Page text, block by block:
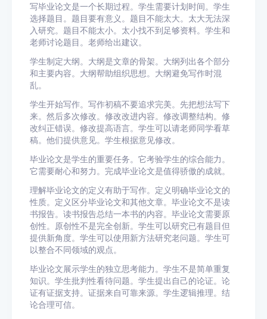
写毕业论文是一个长期过程。学生需要计划时间。学生
选择题目。题目要有意义。题目不能太大。太大无法深
入研究。题目不能太小。太小找不到足够资料。学生和
老师讨论题目。老师给出建议。
学生制定大纲。大纲是文章的骨架。大纲列出各个部分
和主要内容。大纲帮助组织思想。大纲避免写作时混
乱。
学生开始写作。写作初稿不要追求完美。先把想法写下
来。然后多次修改。修改改进内容。修改调整结构。修
改纠正错误。修改提高语言。学生可以请老师同学看草
稿。他们提供意见。学生根据意见修改。
毕业论文是学生的重要任务。它考验学生的综合能力。
它需要耐心和努力。完成毕业论文是值得骄傲的成就。
理解毕业论文的定义有助于写作。定义明确毕业论文的
性质。定义区分毕业论文和其他文章。毕业论文不是读
书报告。读书报告总结一本书的内容。毕业论文需要原
创性。原创性不是完全创新。学生可以研究已有题目但
提供新角度。学生可以使用新方法研究老问题。学生可
以整合不同领域的观点。
毕业论文展示学生的独立思考能力。学生不是简单重复
知识。学生批判性看待问题。学生提出自己的论证。论
证有证据支持。证据来自可靠来源。学生逻辑推理。结
论合理可信。